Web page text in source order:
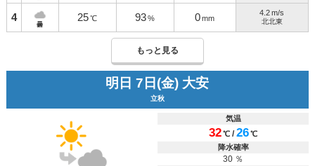
4
曇
25 ℃ 93 % 0 mm
4.2 m/s
北北東
もっと見る
明日 7日(金) 大安
立秋
気温
32℃ /26℃
降水確率
30 ％